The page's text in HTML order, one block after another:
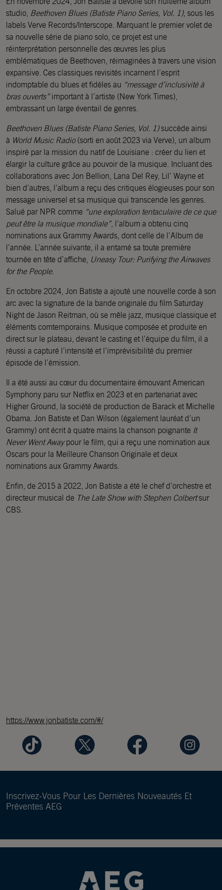
studio, Beethoven Blues (Batiste Piano Series, Vol. 1), sous les
labels Verve Records/Interscope. Marquant le premier volet de
sa nouvelle série de piano solo, ce projet est une
réinterprétation personnelle des œuvres les plus
emblématiques de Beethoven, réimaginées à travers une vision
expansive. Ces classiques revisités incarnent l’esprit
indomptable du blues et fidèles au “message d’inclusivité à
bras ouverts”important à l’artiste (New York Times),
embrassant un large éventail de genres.
Beethoven Blues (Batiste Piano Series, Vol. 1)succède ainsi
à World Music Radio(sorti en août 2023 via Verve), un album
inspiré par la mission du natif de Louisiane : créer du lien et
élargir la culture grâce au pouvoir de la musique. Incluant des
collaborations avec Jon Bellion, Lana Del Rey, Lil’ Wayne et
bien d’autres, l’album a reçu des critiques élogieuses pour son
message universel et sa musique qui transcende les genres.
Salué par NPR comme “une exploration tentaculaire de ce que
peut être la musique mondiale”, l’album a obtenu cinq
nominations aux Grammy Awards, dont celle de l’Album de
l’année. L’année suivante, il a entamé sa toute première
tournée en tête d’affiche, Uneasy Tour: Purifying the Airwaves
for the People.
En octobre 2024, Jon Batiste a ajouté une nouvelle corde à son
arc avec la signature de la bande originale du film Saturday
Night de Jason Reitman, où se mêle jazz, musique classique et
éléments comtemporains. Musique composée et produite en
direct sur le plateau, devant le casting et l’équipe du film, il a
réussi a capturé l’intensité et l’imprévisibilité du premier
épisode de l’émission.
Il a été aussi au cœur du documentaire émouvant American
Symphony paru sur Netflix en 2023 et en partenariat avec
Higher Ground, la société de production de Barack et Michelle
Obama. Jon Batiste et Dan Wilson (également lauréat d’un
Grammy) ont écrit à quatre mains la chanson poignante It
Never Went Awaypour le film, qui a reçu une nomination aux
Oscars pour la Meilleure Chanson Originale et deux
nominations aux Grammy Awards.
Enfin, de 2015 à 2022, Jon Batiste a été le chef d’orchestre et
directeur musical de The Late Show with Stephen Colbertsur
CBS.
https://www.jonbatiste.com/#/
Inscrivez-Vous Pour Les Dernières Nouveautés Et
Préventes AEG